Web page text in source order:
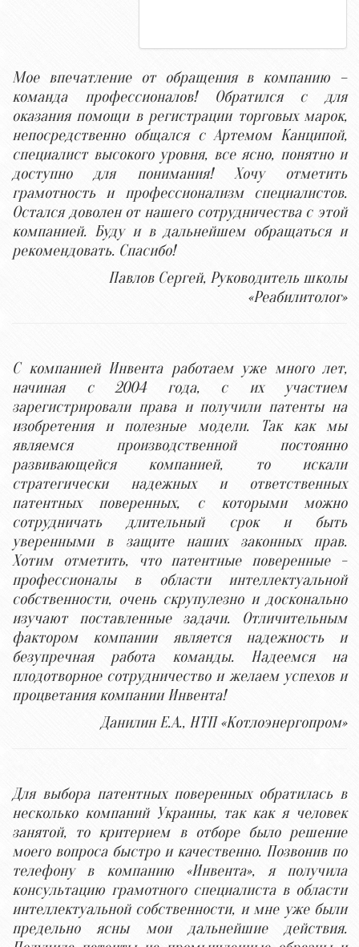
Мое впечатление от обращения в компанию –
команда профессионалов! Обратился с для
оказания помощи в регистрации торговых марок,
непосредственно общался с Артемом Канципой,
специалист высокого уровня, все ясно, понятно и
доступно для понимания! Хочу отметить
грамотность и профессионализм специалистов.
Остался доволен от нашего сотрудничества с этой
компанией. Буду и в дальнейшем обращаться и
рекомендовать. Спасибо!
Павлов Сергей, Руководитель школы
«Реабилитолог»
С компанией Инвента работаем уже много лет,
начиная с 2004 года, с их участием
зарегистрировали права и получили патенты на
изобретения и полезные модели. Так как мы
являемся производственной постоянно
развивающейся компанией, то искали
стратегически надежных и ответственных
патентных поверенных, с которыми можно
сотрудничать длительный срок и быть
уверенными в защите наших законных прав.
Хотим отметить, что патентные поверенные -
профессионалы в области интеллектуальной
собственности, очень скрупулезно и досконально
изучают поставленные задачи. Отличительным
фактором компании является надежность и
безупречная работа команды. Надеемся на
плодотворное сотрудничество и желаем успехов и
процветания компании Инвента!
Данилин Е.А., НТП «Котлоэнергопром»
Для выбора патентных поверенных обратилась в
несколько компаний Украины, так как я человек
занятой, то критерием в отборе было решение
моего вопроса быстро и качественно. Позвонив по
телефону в компанию «Инвента», я получила
консультацию грамотного специалиста в области
интеллектуальной собственности, и мне уже были
предельно ясны мои дальнейшие действия.